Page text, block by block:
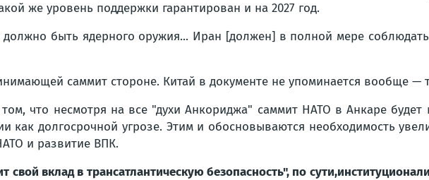
же уровень поддержки гарантирован и на 2027 год.
быть ядерного оружия... Иран [должен] в полной мере
саммит стороне. Китай в документе не упоминается вообще
что несмотря на все "духи Анкориджа" саммит НАТО в Анкаре будет
как долгосрочной угрозе. Этим и обосновываются необходимость
и развитие ВПК.
свой вклад в трансатлантическую безопасность", по сути,